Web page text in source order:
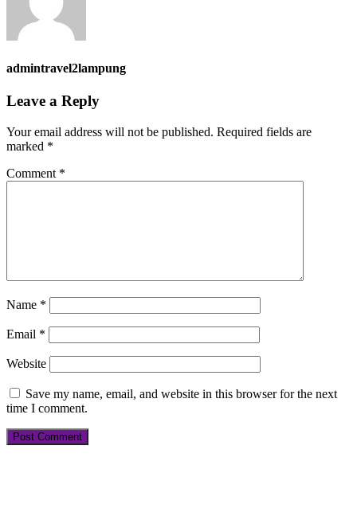
admintravel2lampung
Leave a Reply
Your email address will not be published. Required fields are
marked *
Comment *
Name *
Email *
Website
Save my name, email, and website in this browser for the next
time I comment.